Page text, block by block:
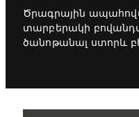
Ծրագրային
տարբերակի
ծանոթանալ ստորև